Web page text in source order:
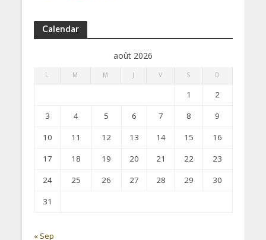
Calendar
août 2026
L M M J V S D
1
2
3
4 5 6 7 8
9
10
11 12 13 14 15
16
17
18 19 20 21 22
23
24
25 26 27 28 29
30
31
« Sep